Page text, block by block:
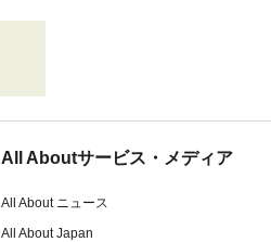
All Aboutサービス・メディア
All About ニュース
All About Japan